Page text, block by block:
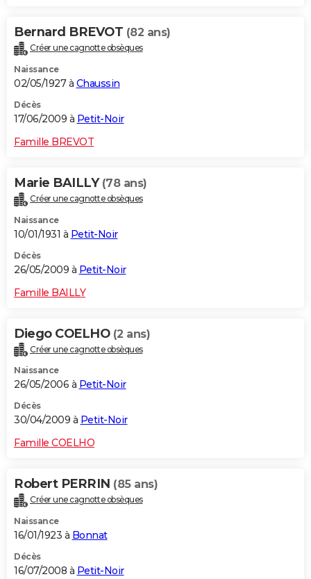
Bernard BREVOT (82 ans)
Créer une cagnotte obsèques
Naissance
02/05/1927 à Chaussin
Décès
17/06/2009 à Petit-Noir
Famille BREVOT
Marie BAILLY (78 ans)
Créer une cagnotte obsèques
Naissance
10/01/1931 à Petit-Noir
Décès
26/05/2009 à Petit-Noir
Famille BAILLY
Diego COELHO (2 ans)
Créer une cagnotte obsèques
Naissance
26/05/2006 à Petit-Noir
Décès
30/04/2009 à Petit-Noir
Famille COELHO
Robert PERRIN (85 ans)
Créer une cagnotte obsèques
Naissance
16/01/1923 à Bonnat
Décès
16/07/2008 à Petit-Noir